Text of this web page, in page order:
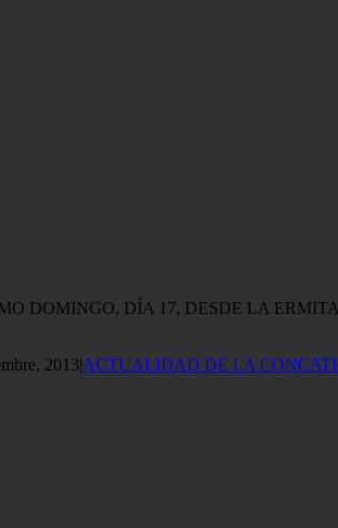
DOMINGO, DÍA 17, DESDE LA
2013|ACTUALIDAD DE LA